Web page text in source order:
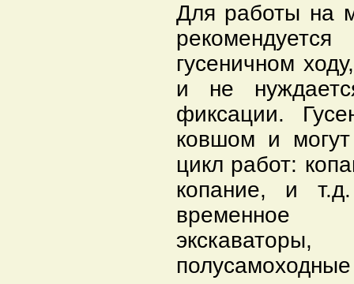
Для работы на
гусеничном
и не
фиксации.
ковшом и могут
цикл работ:
копание, и
временное